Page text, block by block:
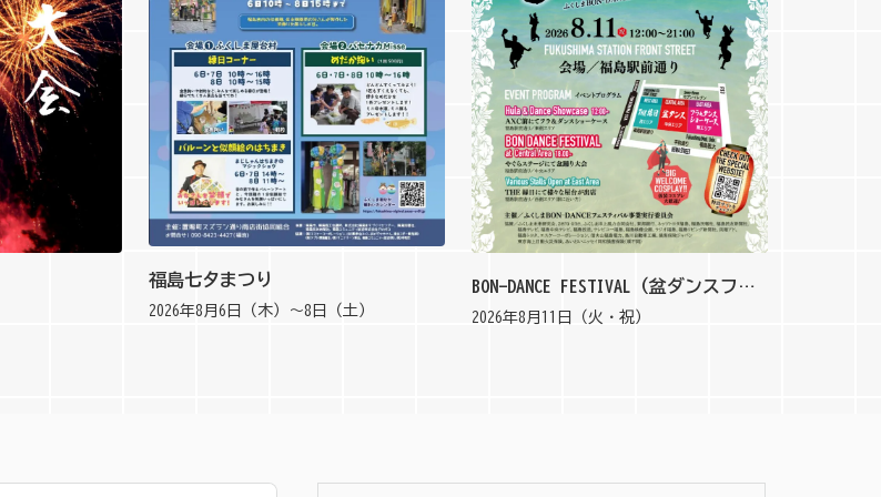
福島七夕まつり
2026年8月6日（木）～8日（土）
BON-DANCE FESTIVAL（盆ダンスフェスティバル）
2026年8月11日（火・祝）